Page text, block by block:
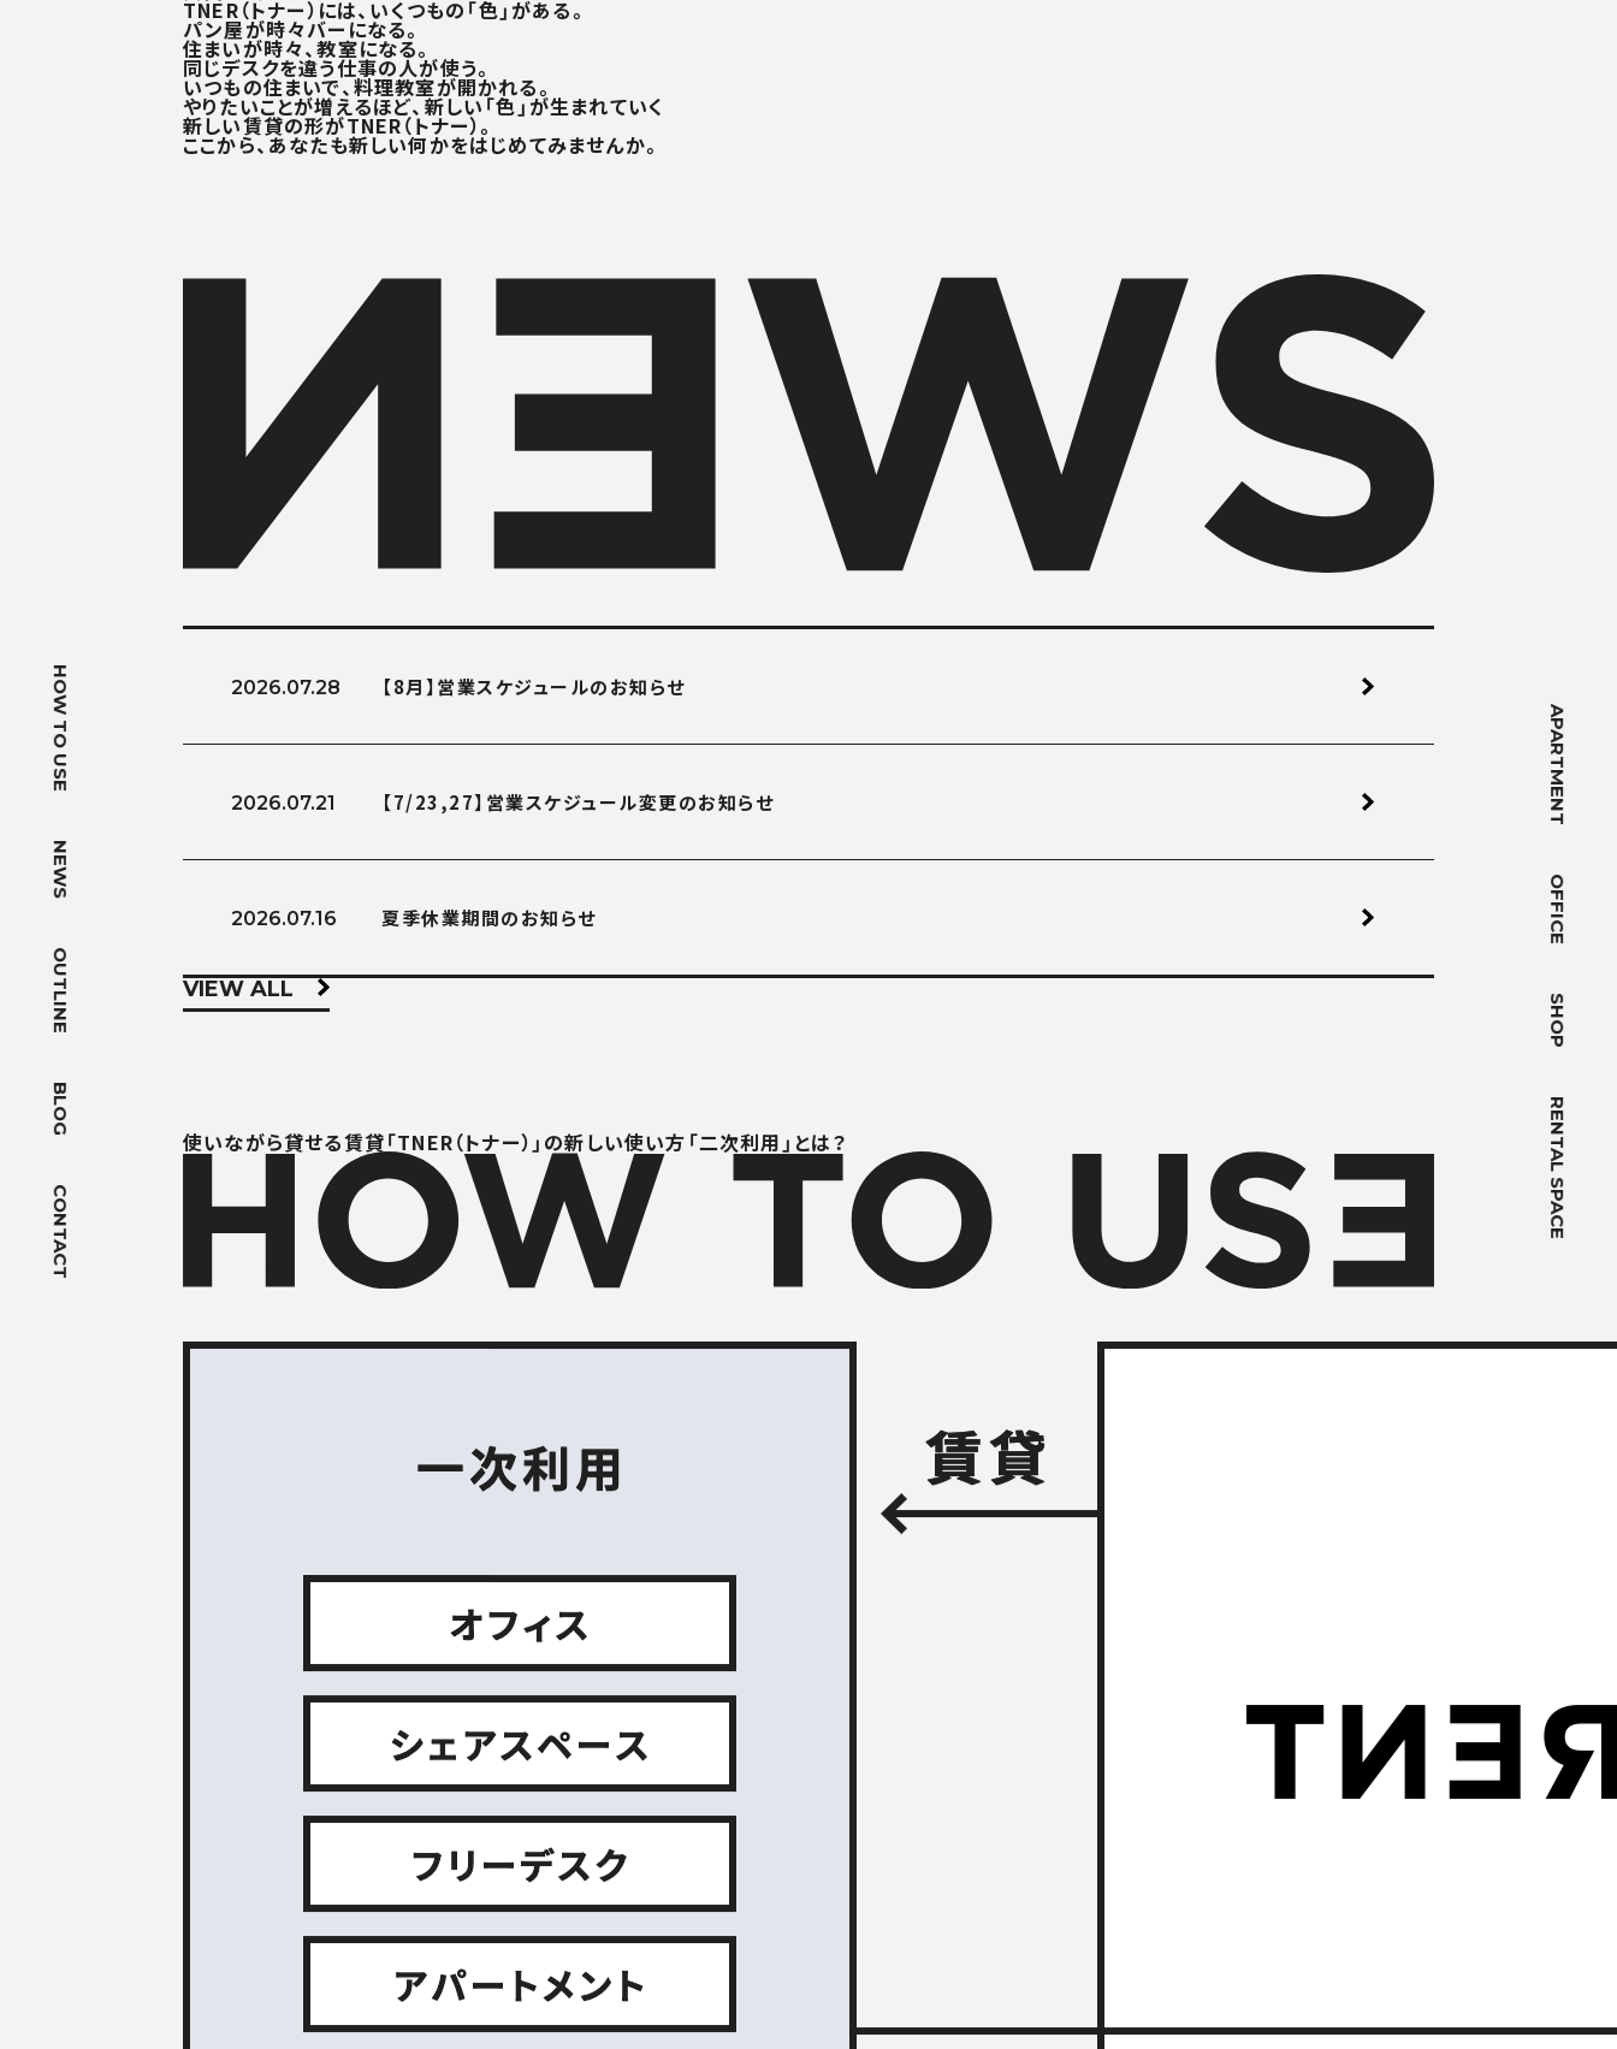
HOW TO USE
NEWS
OUTLINE
BLOG
CONTACT
APARTMENT
OFFICE
SHOP
RENTAL SPACE
HOW TO USE
NEWS
OUTLINE
ACCESS
アクセス
FOLLOW US
CONTACT
お問い合わせ
TNER（トナー）には、いくつもの「色」がある。
パン屋が時々バーになる。
住まいが時々、教室になる。
同じデスクを違う仕事の人が使う。
いつもの住まいで、料理教室が開かれる。
やりたいことが増えるほど、 新しい「色」が生まれていく
新しい賃貸の形がTNER（トナー）。
ここから、あなたも新しい何かをはじめてみませんか。
2026.07.28 【8月】営業スケジュールのお知らせ
2026.07.21 【7/23,27】営業スケジュール変更のお知らせ
2026.07.16 夏季休業期間のお知らせ
VIEW ALL
使いながら貸せる賃貸「TNER（トナー）」の新しい使い方「二次利用」とは？